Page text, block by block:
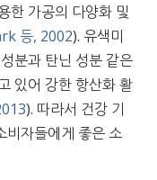
한 가공의 다양화 및
등, 2002). 유색미
분과 탄닌 성분 같은
있어 강한 항산화 활
). 따라서 건강 기
비자들에게 좋은 소